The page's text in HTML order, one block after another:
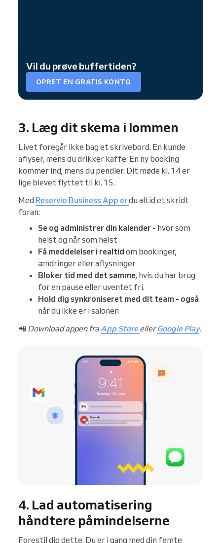
Vil du prøve buffertiden?
OPRET EN GRATIS KONTO
3. Læg dit skema i lommen
Livet foregår ikke bag et skrivebord. En kunde
aflyser, mens du drikker kaffe. En ny booking
kommer ind, mens du pendler. Dit møde kl. 14 er
lige blevet flyttet til kl. 15.
Med Reservio Business App erdu altid et skridt
foran:
Se og administrer din kalender - hvor som
helst og når som helst
Få meddelelser i realtid om bookinger,
ændringer eller aflysninger
Bloker tid med det samme, hvis du har brug
for en pause eller uventet fri.
Hold dig synkroniseret med dit team - også
når du ikke er i salonen
📲 Download appen fraApp StoreellerGoogle Play.
4. Lad automatisering
håndtere påmindelserne
Forestil dig dette: Du er i gang med din femte